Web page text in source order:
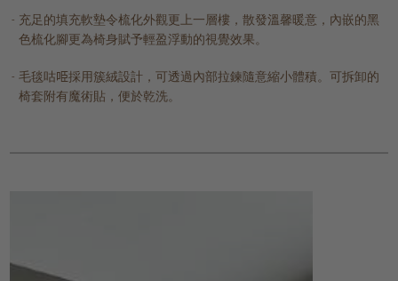
充足的填充軟墊令梳化外觀更上一層樓，散發溫馨暖意，內嵌的黑
色梳化腳更為椅身賦予輕盈浮動的視覺效果。
毛毯咕𠱸採用簇絨設計，可透過內部拉鍊隨意縮小體積。可拆卸的
椅套附有魔術貼，便於乾洗。